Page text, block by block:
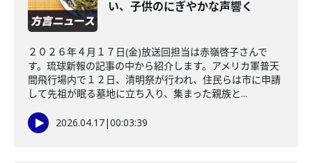
い、子供のにぎやかな声響く
２０２６年４月１７日(金)放送回担当は赤嶺啓子さんで
す。琉球新報の記事の中から紹介します。アメリカ軍普天
間飛行場内で１２日、清明祭が行われ、住民らは市に申請
して先祖が眠る墓地に立ち入り、集まった親族と...
2026.04.17|00:03:39